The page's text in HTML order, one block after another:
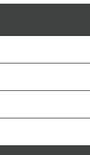
），而且位於首爾市
川港，南面可以遠望
南山塔 景區介紹